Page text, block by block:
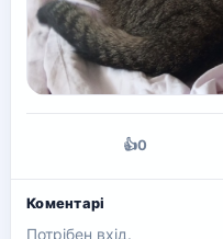
👍0
Коментарі
Потрібен вхід.